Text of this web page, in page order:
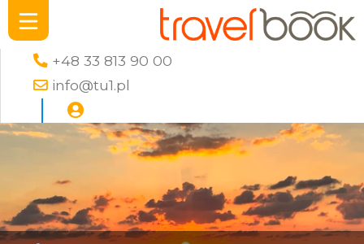
+48 33 813 90 00
info@tu1.pl